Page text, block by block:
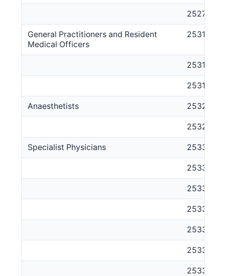
252712
General Practitioners and Resident
Medical Officers
2531
253111
253112
Anaesthetists 2532
253211
Specialist Physicians 2533
253311
253312
253313
253314
253315
253316